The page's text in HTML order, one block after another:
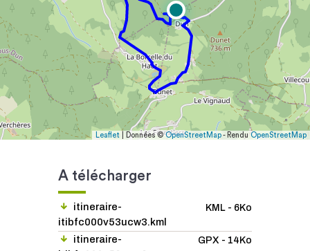
Leaflet | Données ©OpenStreetMap- RenduOpenStreetMap
A télécharger
itineraire-
itibfc000v53ucw3.kml
KML - 6Ko
itineraire-
GPX - 14Ko